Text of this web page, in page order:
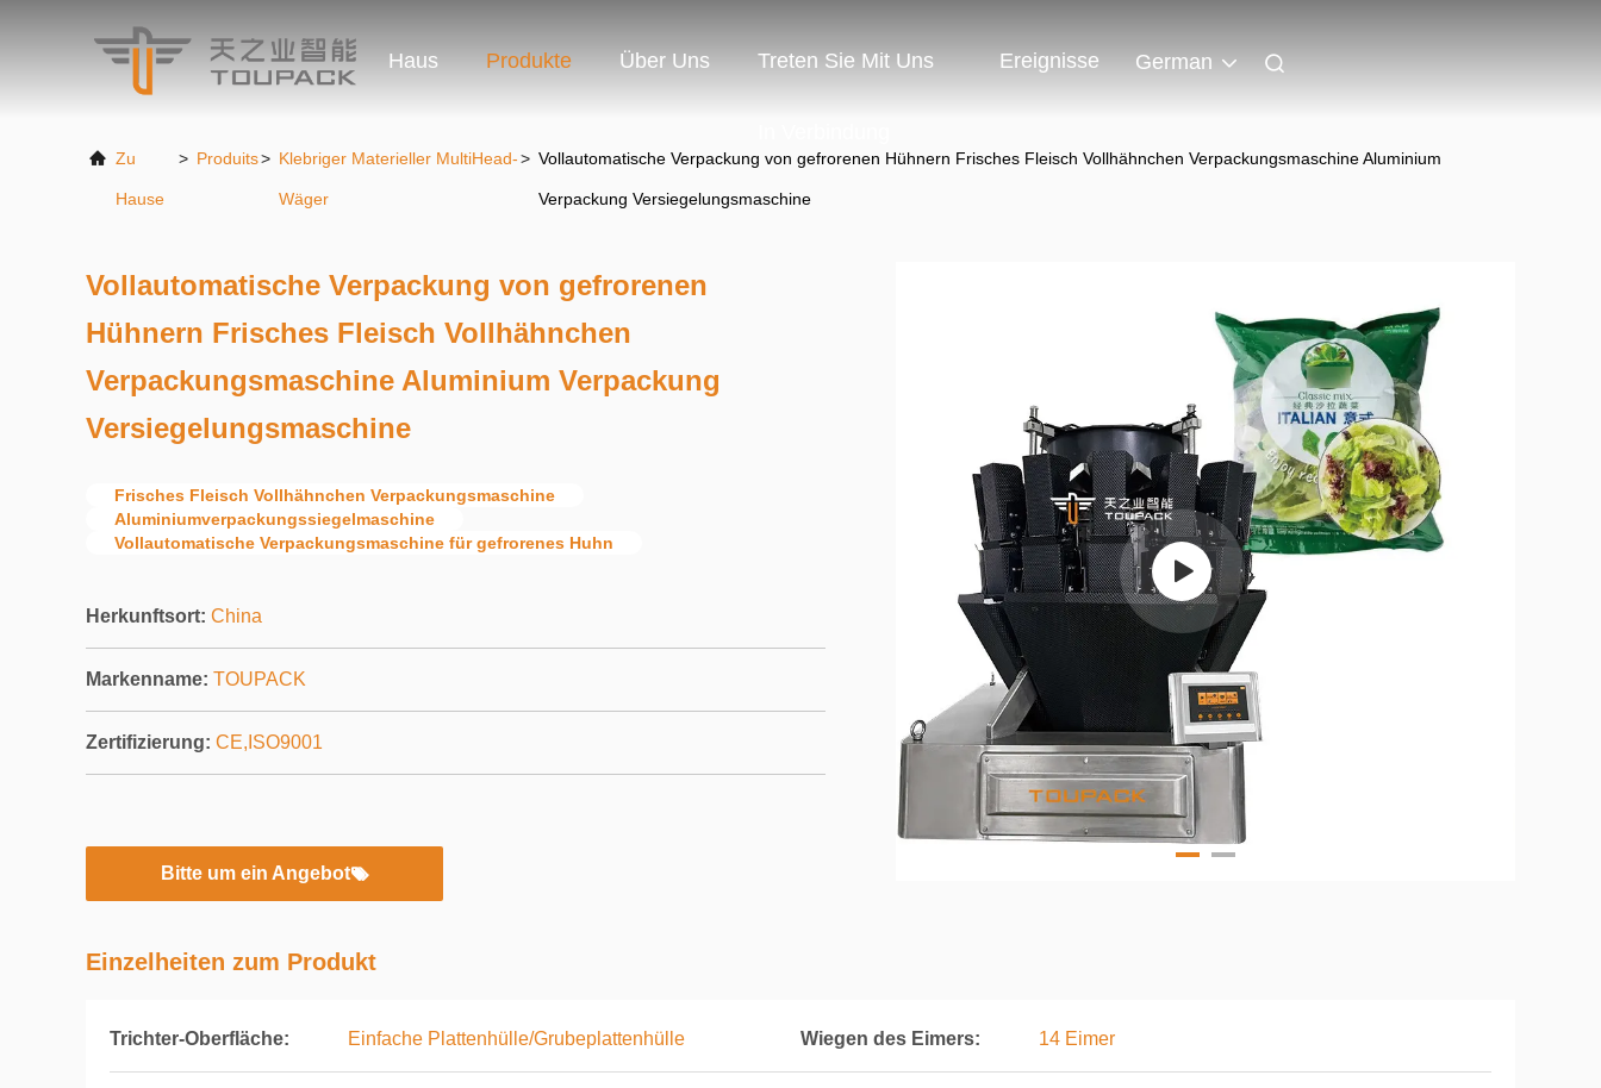
Haus Produkte Über Uns Treten Sie Mit Uns Ereignisse German
Zu
Hause
> Produits> Klebriger Materieller MultiHead-
Wäger
> Vollautomatische Verpackung von gefrorenen Hühnern Frisches Fleisch Vollhähnchen Verpackungsmaschine Aluminium
Verpackung Versiegelungsmaschine
Vollautomatische Verpackung von gefrorenen
Hühnern Frisches Fleisch Vollhähnchen
Verpackungsmaschine Aluminium Verpackung
Versiegelungsmaschine
Frisches Fleisch Vollhähnchen Verpackungsmaschine
Aluminiumverpackungssiegelmaschine
Vollautomatische Verpackungsmaschine für gefrorenes Huhn
Herkunftsort: China
Markenname: TOUPACK
Zertifizierung: CE,ISO9001
Bitte um ein Angebot
Einzelheiten zum Produkt
Trichter-Oberfläche: Einfache Plattenhülle/Grubeplattenhülle Wiegen des Eimers: 14 Eimer